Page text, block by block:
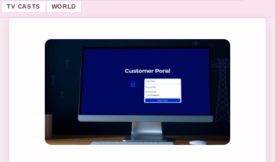
TV CASTS
WORLD